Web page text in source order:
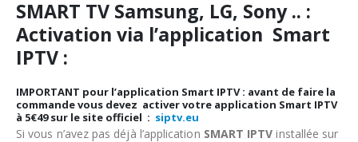
SMART TV Samsung, LG, Sony .. :
Activation via l’application Smart
IPTV :
IMPORTANT pour l’application Smart IPTV : avant de faire la
commandevous devez activer votre application Smart IPTV
à 5€49 sur le site officiel : siptv.eu
Si vous n’avez pas déjà l’application SMART IPTVinstallée sur